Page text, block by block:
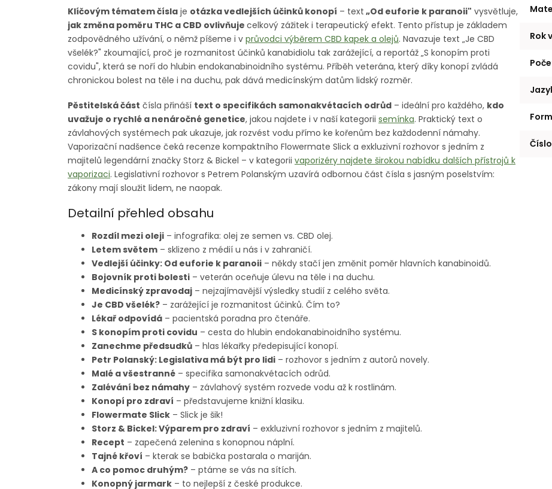
Klíčovým tématem čísla je otázka vedlejších účinků konopí – text „Od euforie k paranoii" vysvětluje,
jak změna poměru THC a CBD ovlivňuje celkový zážitek i terapeutický efekt. Tento přístup je základem
zodpovědného užívání, o němž píšeme i v průvodci výběrem CBD kapek a olejů. Navazuje text „Je CBD
všelék?" zkoumající, proč je rozmanitost účinků kanabidiolu tak zarážející, a reportáž „S konopím proti
covidu", která se noří do hlubin endokanabinoidního systému. Příběh veterána, který díky konopí zvládá
chronickou bolest na těle i na duchu, pak dává medicínským datům lidský rozměr.
Pěstitelská část čísla přináší text o specifikách samonakvétacích odrůd – ideální pro každého, kdo
uvažuje o rychlé a nenáročné genetice, jakou najdete i v naší kategorii semínka. Praktický text o
závlahových systémech pak ukazuje, jak rozvést vodu přímo ke kořenům bez každodenní námahy.
Vaporizační nadšence čeká recenze kompaktního Flowermate Slick a exkluzivní rozhovor s jedním z
majitelů legendární značky Storz & Bickel – v kategorii vaporizéry najdete širokou nabídku dalších přístrojů k
vaporizaci. Legislativní rozhovor s Petrem Polanským uzavírá odbornou část čísla s jasným poselstvím:
zákony mají sloužit lidem, ne naopak.
Detailní přehled obsahu
Rozdíl mezi oleji – infografika: olej ze semen vs. CBD olej.
Letem světem – sklizeno z médií u nás i v zahraničí.
Vedlejší účinky: Od euforie k paranoii – někdy stačí jen změnit poměr hlavních kanabinoidů.
Bojovník proti bolesti – veterán oceňuje úlevu na těle i na duchu.
Medicínský zpravodaj – nejzajímavější výsledky studií z celého světa.
Je CBD všelék? – zarážející je rozmanitost účinků. Čím to?
Lékař odpovídá – pacientská poradna pro čtenáře.
S konopím proti covidu – cesta do hlubin endokanabinoidního systému.
Zanechme předsudků – hlas lékařky předepisující konopí.
Petr Polanský: Legislativa má být pro lidi – rozhovor s jedním z autorů novely.
Malé a všestranné – specifika samonakvétacích odrůd.
Zalévání bez námahy – závlahový systém rozvede vodu až k rostlinám.
Konopí pro zdraví – představujeme knižní klasiku.
Flowermate Slick – Slick je šik!
Storz & Bickel: Výparem pro zdraví – exkluzivní rozhovor s jedním z majitelů.
Recept – zapečená zelenina s konopnou náplní.
Tajné křoví – kterak se babička postarala o mariján.
A co pomoc druhým? – ptáme se vás na sítích.
Konopný jarmark – to nejlepší z české produkce.
Rok
Číslo